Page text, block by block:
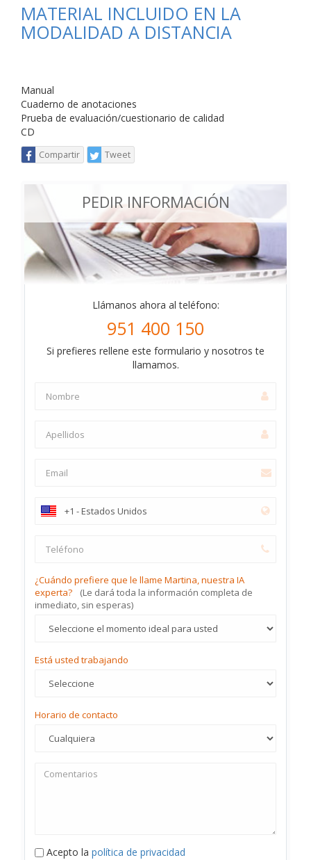
MATERIAL INCLUIDO EN LA
MODALIDAD A DISTANCIA
Manual
Cuaderno de anotaciones
Prueba de evaluación/cuestionario de calidad
CD
Compartir Tweet
PEDIR INFORMACIÓN
Llámanos ahora al teléfono:
951 400 150
Si prefieres rellene este formulario y nosotros te
llamamos.
¿Cuándo prefiere que le llame Martina, nuestra IA
experta?
(Le dará toda la información completa de
inmediato, sin esperas)
Está usted trabajando
Horario de contacto
Acepto la política de privacidad